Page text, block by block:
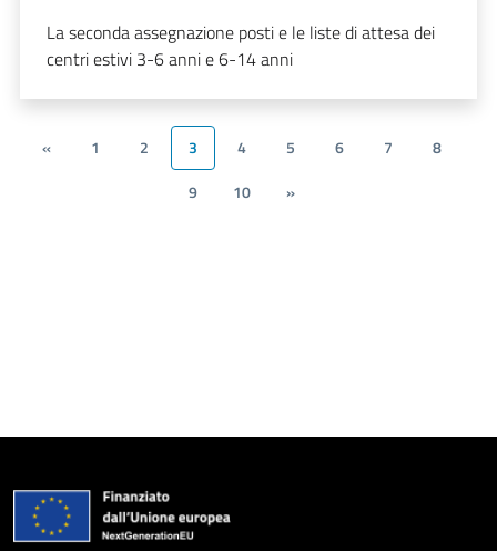
La seconda assegnazione posti e le liste di attesa dei
centri estivi 3-6 anni e 6-14 anni
« 1 2 3 4 5 6 7
8
9
10 »